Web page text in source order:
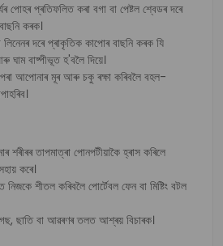
পোহৰ প্ৰতিফলিত কৰা বগা বা পেষ্টল শ্বেডৰ দৰে
কৰক।
দৰে প্ৰাকৃতিক কাপোৰ বাছনি কৰক যি
বাষ্পীভূত হ'বলৈ দিয়ে।
পৰা আপোনাৰ মূৰ আৰু চকু ৰক্ষা কৰিবলৈ বহল-
শৰীৰৰ তাপমাত্ৰা পোনপটীয়াকৈ হ্ৰাস কৰিলে
কৰে।
শীতল কৰিবলৈ পোৰ্টেবল ফেন বা মিষ্টিং বটল
ছাতি বা আৱৰণৰ তলত আশ্ৰয় বিচাৰক।